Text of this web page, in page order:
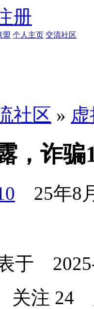
册
盟 个人主页 交流社区
社区 »
，诈骗
25年8
于 2025-
关注 24